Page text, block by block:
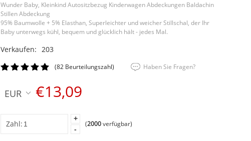
Wunder Baby, Kleinkind Autositzbezug Kinderwagen Abdeckungen Baldachin
Stillen Abdeckung
95% Baumwolle + 5% Elasthan, Superleichter und weicher Stillschal, der Ihr
Baby unterwegs kühl, bequem und glücklich hält - jedes Mal.
Verkaufen: 203
(82 Beurteilungszahl) Haben Sie Fragen?
EUR €13,09
Zahl:
+
-
(2000verfügbar)